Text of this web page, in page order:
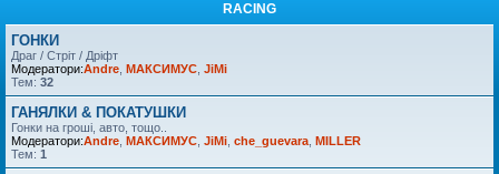
RACING
ГОНКИ
Драг / Стріт / Дріфт
Модератори:Andre МАКСИМУС JiMi
Тем: 32
ГАНЯЛКИ & ПОКАТУШКИ
Гонки на гроші, авто, тощо..
Модератори:Andre МАКСИМУС JiMi che_guevara MILLER
Тем: 1